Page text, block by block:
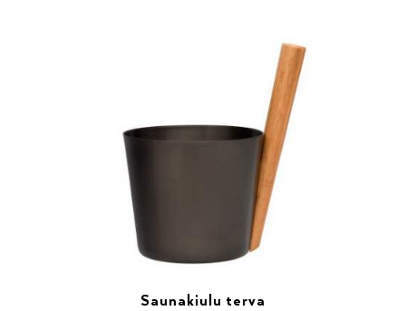
Saunakiulu terva